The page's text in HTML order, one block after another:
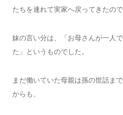
たちを連れて実家へ戻ってきたので
妹の言い分は、「お母さんが一人
た」というものでした。
まだ働いていた母親は孫の世話ま
からも、